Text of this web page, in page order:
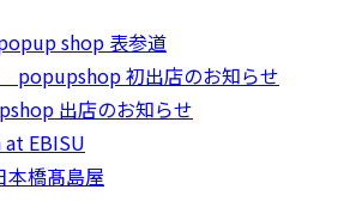
shop 表参道
popupshop 初出店のお知らせ
出店のお知らせ
EBISU
橋髙島屋